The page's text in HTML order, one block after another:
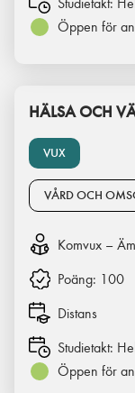
Öppen för
VUX
HÄLSA OCH
VÅRD OCH
Komvux –
Poäng: 100
Distans
Studietakt:
Öppen för